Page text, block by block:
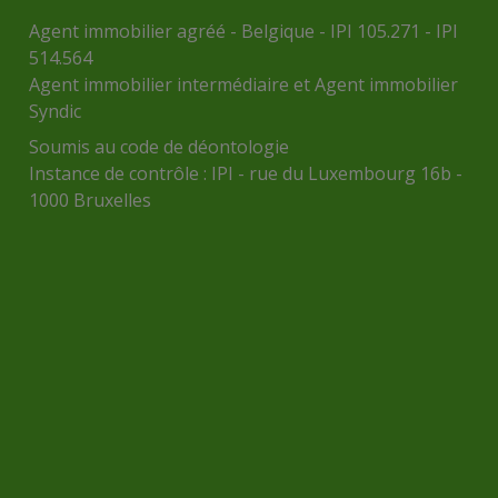
Agent immobilier agréé - Belgique - IPI 105.271 - IPI
514.564
Agent immobilier intermédiaire et Agent immobilier
Syndic
Soumis au code de déontologie
Instance de contrôle : IPI - rue du Luxembourg 16b -
1000 Bruxelles